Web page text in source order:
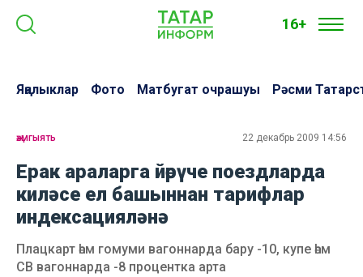
16+
Яңалыклар Фото Матбугат очрашуы Рәсми
җәмгыять 22 декабрь 2009 14:56
Ерак араларга йөрүче поездларда
киләсе ел башыннан тарифлар
индексацияләнә
Плацкарт һәм гомуми вагоннарда бару -10, купе һәм
СВ вагоннарда -8 процентка арта